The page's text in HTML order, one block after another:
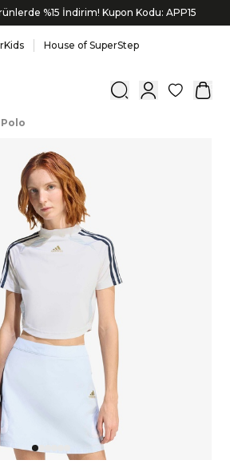
%15 İndirim! Kupon Kodu: APP15
House of SuperStep
0
Polo